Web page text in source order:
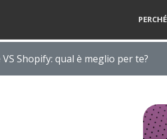
Shopify: qual è meglio per te?